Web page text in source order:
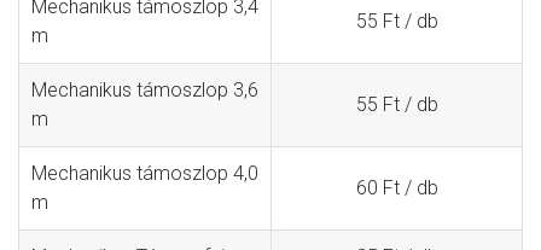
Mechanikus támoszlop 3,4
m
55 Ft / db
Mechanikus támoszlop 3,6
m
55 Ft / db
Mechanikus támoszlop 4,0
m
60 Ft / db